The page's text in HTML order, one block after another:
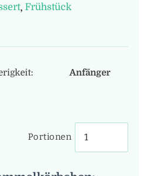
, Frühstück
Anfänger
Portionen